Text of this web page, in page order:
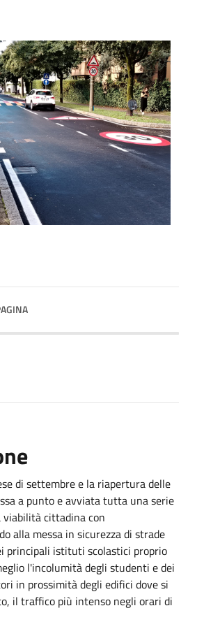
di settembre e la riapertura delle
a punto e avviata tutta una serie
cittadina con
alla messa in sicurezza di strade
principali istituti scolastici proprio
l'incolumità degli studenti e dei
in prossimità degli edifici dove si
il traffico più intenso negli orari di